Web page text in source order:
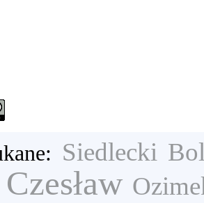
Siedlecki